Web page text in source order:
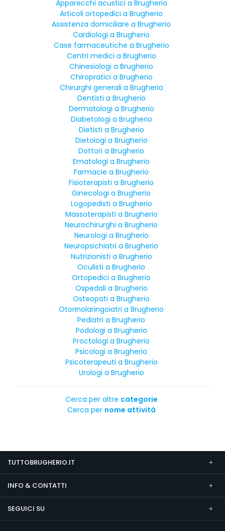
Apparecchi acustici a Brugherio
Articoli ortopedici a Brugherio
Assistenza domiciliare a Brugherio
Cardiologi a Brugherio
Case farmaceutiche a Brugherio
Centri medici a Brugherio
Chinesiologi a Brugherio
Chiropratici a Brugherio
Chirurghi generali a Brugherio
Dentisti a Brugherio
Dermatologi a Brugherio
Diabetologi a Brugherio
Dietisti a Brugherio
Dietologi a Brugherio
Dottori a Brugherio
Ematologi a Brugherio
Farmacie a Brugherio
Fisioterapisti a Brugherio
Ginecologi a Brugherio
Logopedisti a Brugherio
Massoterapisti a Brugherio
Neurochirurghi a Brugherio
Neurologi a Brugherio
Neuropsichiatri a Brugherio
Nutrizionisti a Brugherio
Oculisti a Brugherio
Ortopedici a Brugherio
Ospedali a Brugherio
Osteopati a Brugherio
Otorinolaringoiatri a Brugherio
Pediatri a Brugherio
Podologi a Brugherio
Proctologi a Brugherio
Psicologi a Brugherio
Psicoterapeuti a Brugherio
Urologi a Brugherio
Cerca per altre categorie
Cerca per nome attività
TUTTOBRUGHERIO.IT
INFO & CONTATTI
SEGUICI SU